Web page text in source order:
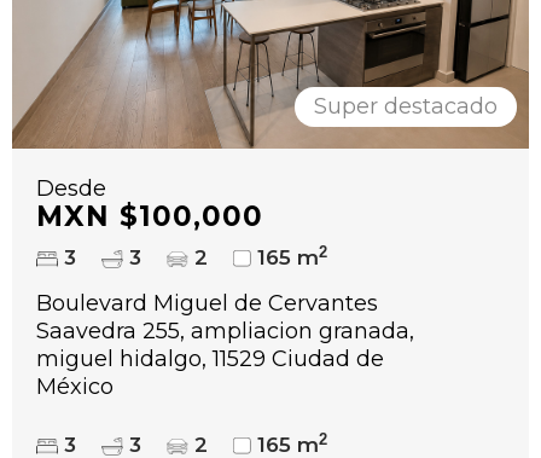
Super destacado
Desde
MXN $100,000
3 3 2 165 m2
Boulevard Miguel de Cervantes
Saavedra 255, ampliacion granada,
miguel hidalgo, 11529 Ciudad de
México
3 3 2 165 m2